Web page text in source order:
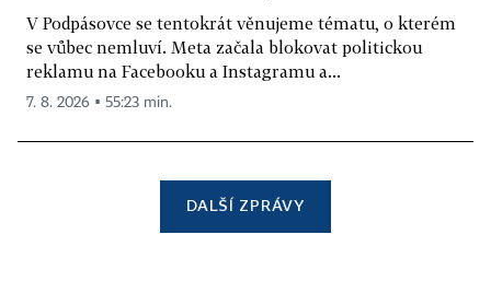
V Podpásovce se tentokrát věnujeme tématu, o kterém
se vůbec nemluví. Meta začala blokovat politickou
reklamu na Facebooku a Instagramu a...
7. 8. 2026 ▪ 55:23 min.
DALŠÍ ZPRÁVY